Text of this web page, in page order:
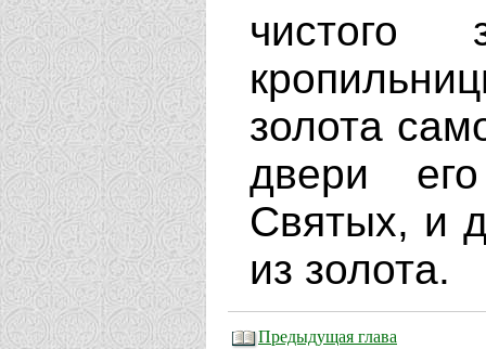
чистого
золота
двери
Святых, и
из золота.
Предыдущая глава